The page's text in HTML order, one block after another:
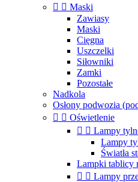
  Maski
Zawiasy
Maski
Cięgna
Uszczelki
Siłowniki
Zamki
Pozostałe
Nadkola
Osłony podwozia
  Oświetlenie
  Lampy
Lampy
Światła
Lampki tablicy
  Lampy